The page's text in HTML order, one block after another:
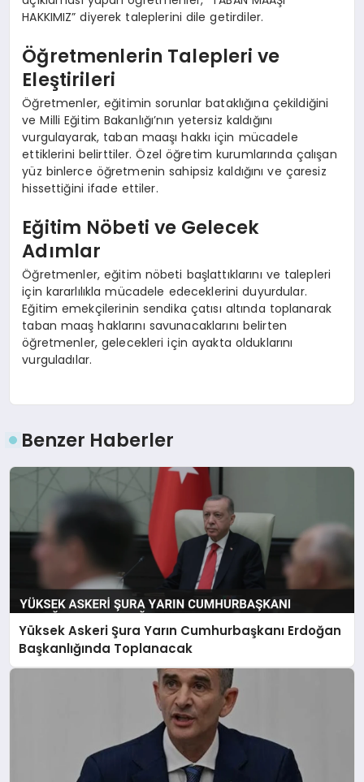
HAKKIMIZ” diyerek taleplerini dile getirdiler.
Öğretmenlerin Talepleri ve
Eleştirileri
Öğretmenler, eğitimin sorunlar bataklığına çekildiğini
ve Milli Eğitim Bakanlığı’nın yetersiz kaldığını
vurgulayarak, taban maaşı hakkı için mücadele
ettiklerini belirttiler. Özel öğretim kurumlarında çalışan
yüz binlerce öğretmenin sahipsiz kaldığını ve çaresiz
hissettiğini ifade ettiler.
Eğitim Nöbeti ve Gelecek
Adımlar
Öğretmenler, eğitim nöbeti başlattıklarını ve talepleri
için kararlılıkla mücadele edeceklerini duyurdular.
Eğitim emekçilerinin sendika çatısı altında toplanarak
taban maaş haklarını savunacaklarını belirten
öğretmenler, gelecekleri için ayakta olduklarını
vurguladılar.
Benzer Haberler
Yüksek Askeri Şura Yarın Cumhurbaşkanı Erdoğan
Başkanlığında Toplanacak